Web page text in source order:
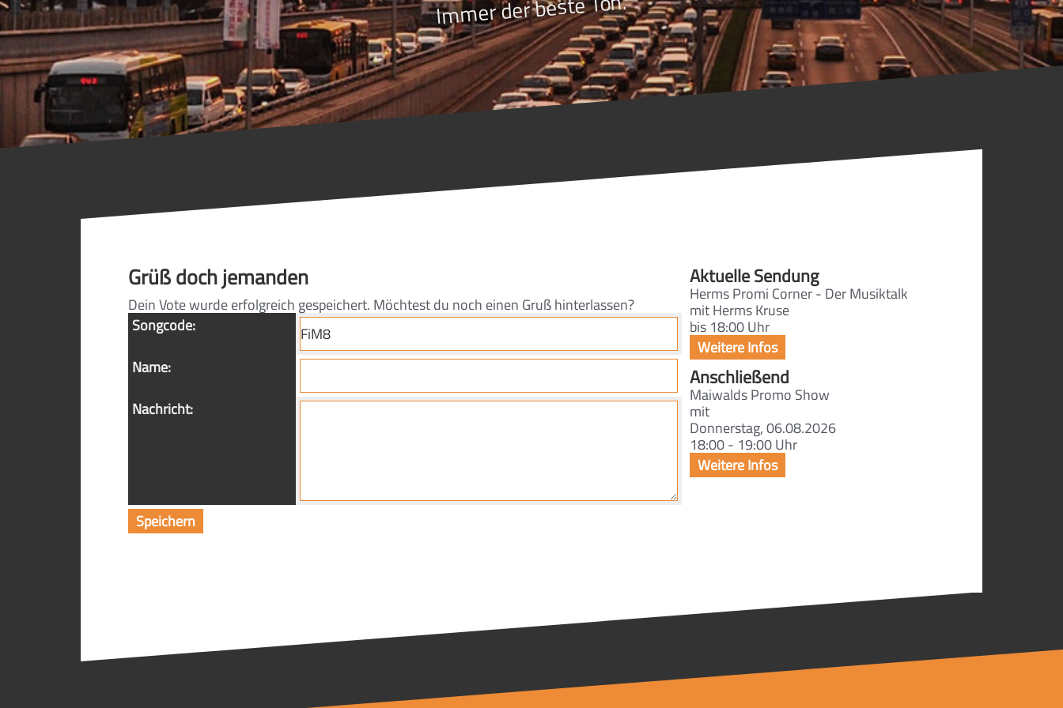
Grüß doch jemanden
Dein Vote wurde erfolgreich gespeichert. Möchtest du noch einen Gruß hinterlassen?
Songcode:
Name:
Nachricht:
Aktuelle Sendung
Herms Promi Corner - Der Musiktalk
mit Herms Kruse
bis 18:00 Uhr
Anschließend
Maiwalds Promo Show
mit
Donnerstag, 06.08.2026
18:00 - 19:00 Uhr